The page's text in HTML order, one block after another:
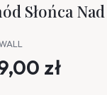
Słońca
zł